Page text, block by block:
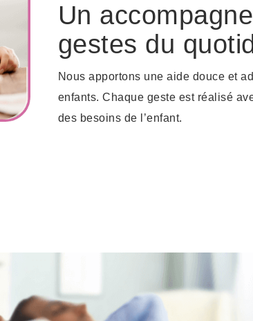
Un
gestes du
Nous apportons une aide douce et
enfants. Chaque geste est réalisé
des besoins de l’enfant.